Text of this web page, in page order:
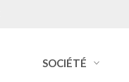
SOCIÉTÉ